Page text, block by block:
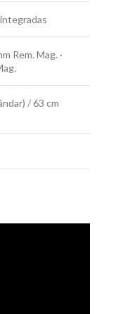
Rem. Mag. ·
/ 63 cm